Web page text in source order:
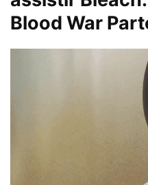
Blood War